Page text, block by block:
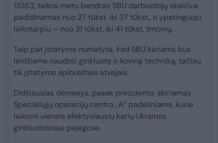
13353, taikos metu bendras SBU darbuotojų skaičius
padidinamas nuo 27 tūkst. iki 37 tūkst., o ypatinguoju
laikotarpiu – nuo 31 tūkst. iki 41 tūkst. žmonių.
Taip pat įstatyme numatyta, kad SBU kariams bus
leidžiama naudoti ginkluotę ir kovinę techniką, tačiau
tik įstatyme apibrėžtais atvejais.
Didžiausias dėmesys, pasak prezidento, skiriamas
Specialiųjų operacijų centro „A“ padaliniams, kurie
laikomi vienais efektyviausių karių Ukrainos
ginkluotosiose pajėgose.